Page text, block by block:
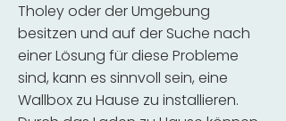
Tholey oder der Umgebung
besitzen und auf der Suche nach
einer Lösung für diese Probleme
sind, kann es sinnvoll sein, eine
Wallbox zu Hause zu installieren.